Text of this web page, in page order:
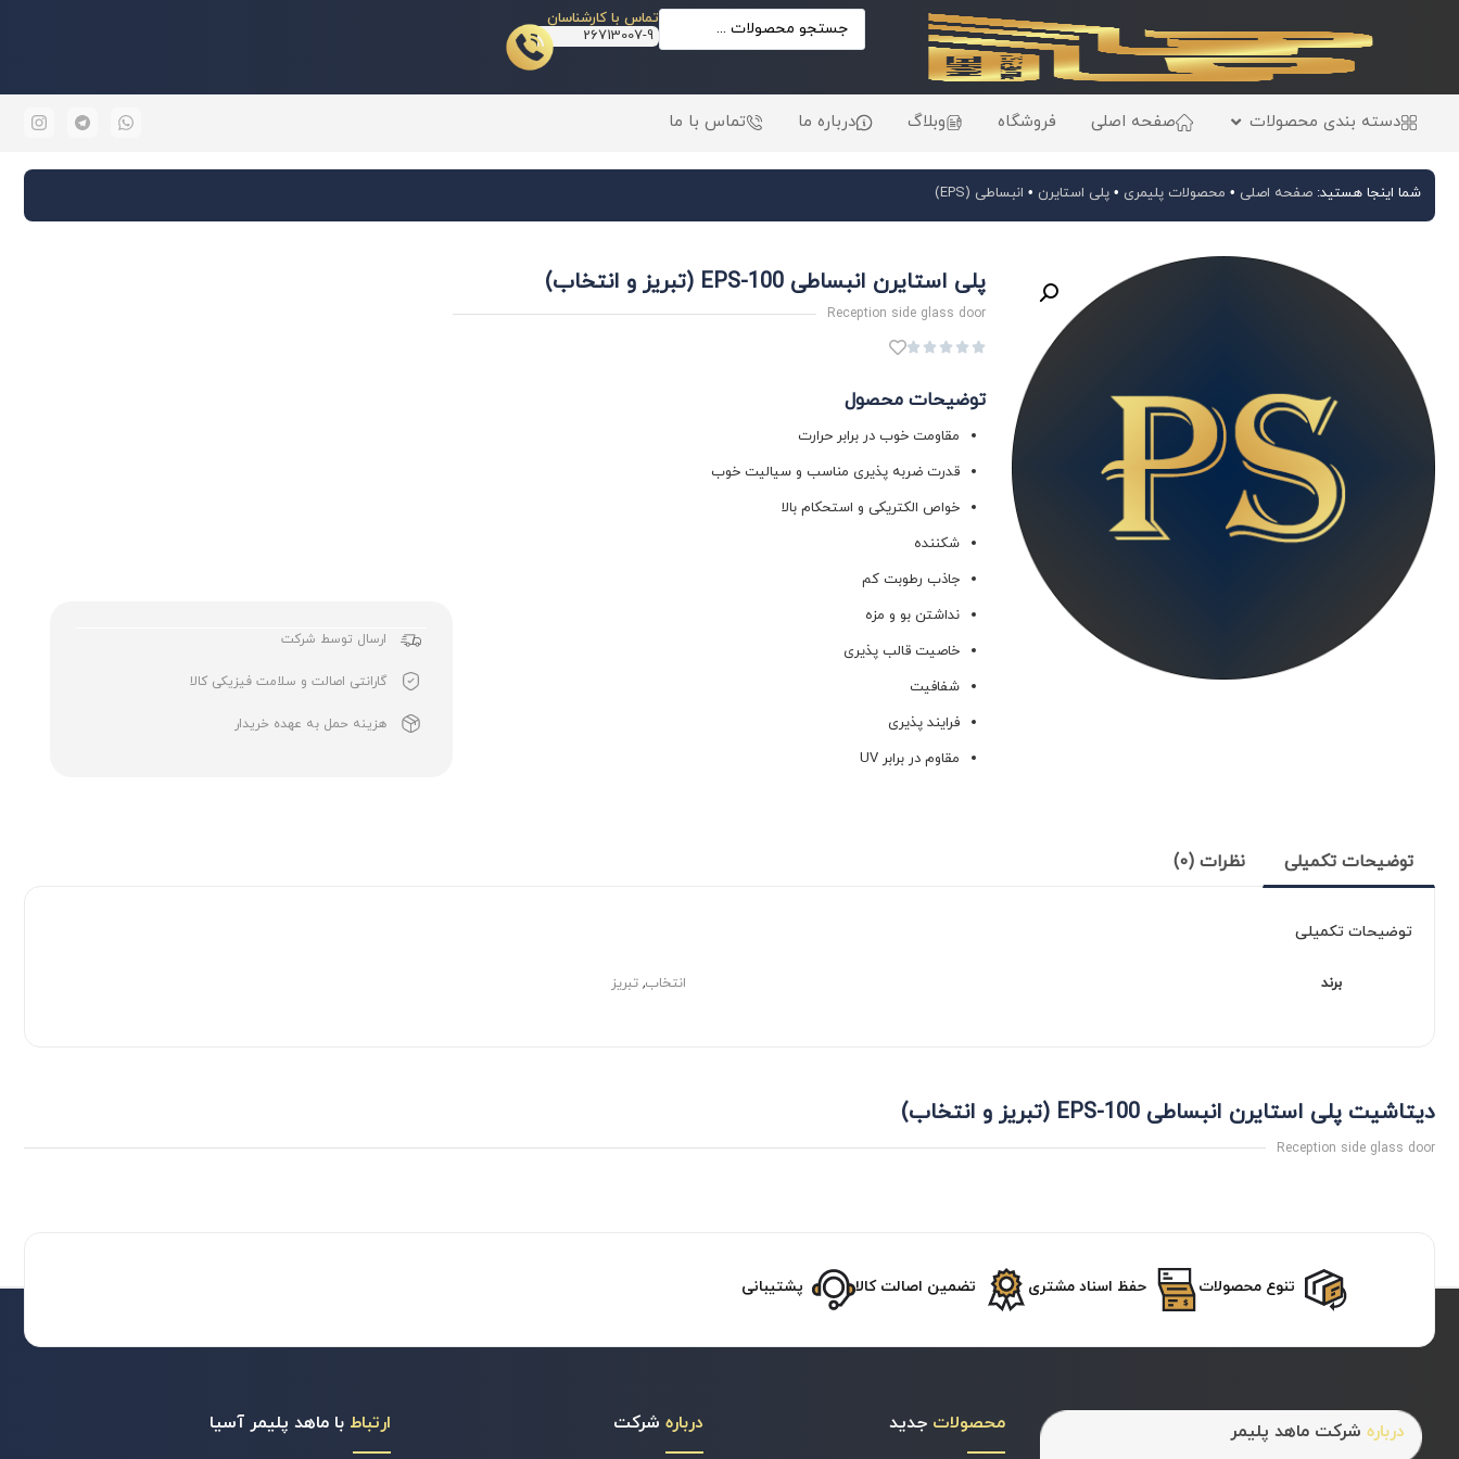
تماس با کارشناسان
26713007-9
دسته بندی محصولات صفحه اصلی فروشگاه وبلاگ درباره ما تماس با ما
شما اینجا هستید: صفحه اصلی • محصولات پلیمری • پلی استایرن • انبساطی (EPS)
پلی استایرن انبساطی EPS-100 (تبریز و انتخاب)
Reception side glass door





توضیحات محصول
مقاومت خوب در برابر حرارت
قدرت ضربه پذیری مناسب و سیالیت خوب
خواص الکتریکی و استحکام بالا
شکننده
جاذب رطوبت کم
نداشتن بو و مزه
خاصیت قالب پذیری
شفافیت
فرایند پذیری
مقاوم در برابر UV
ارسال توسط شرکت
گارانتی اصالت و سلامت فیزیکی کالا
هزینه حمل به عهده خریدار
توضیحات تکمیلی نظرات (0)
توضیحات تکمیلی
برند انتخاب,تبریز
دیتاشیت پلی استایرن انبساطی EPS-100 (تبریز و انتخاب)
Reception side glass door
تنوع محصولات حفظ اسناد مشتری تضمین اصالت کالا پشتیبانی
درباره شرکت ماهد پلیمر محصولات جدید درباره شرکت ارتباط با ماهد پلیمر آسیا